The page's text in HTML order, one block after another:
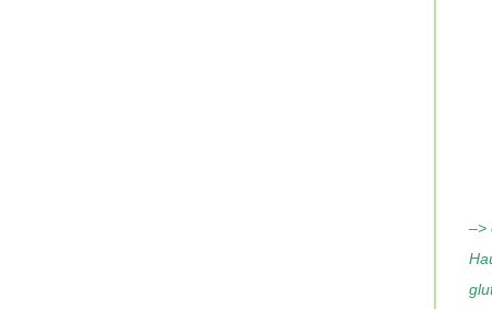
–>